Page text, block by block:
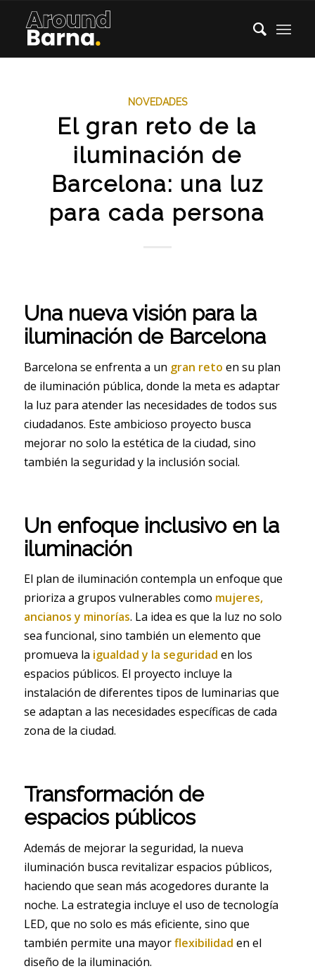
NOVEDADES
El gran reto de la
iluminación de
Barcelona: una luz
para cada persona
Una nueva visión para la
iluminación de Barcelona
Barcelona se enfrenta a un gran reto en su plan
de iluminación pública, donde la meta es adaptar
la luz para atender las necesidades de todos sus
ciudadanos. Este ambicioso proyecto busca
mejorar no solo la estética de la ciudad, sino
también la seguridad y la inclusión social.
Un enfoque inclusivo en la
iluminación
El plan de iluminación contempla un enfoque que
prioriza a grupos vulnerables como mujeres,
ancianos y minorías. La idea es que la luz no solo
sea funcional, sino también un elemento que
promueva la igualdad y la seguridad en los
espacios públicos. El proyecto incluye la
instalación de diferentes tipos de luminarias que
se adaptan a las necesidades específicas de cada
zona de la ciudad.
Transformación de
espacios públicos
Además de mejorar la seguridad, la nueva
iluminación busca revitalizar espacios públicos,
haciendo que sean más acogedores durante la
noche. La estrategia incluye el uso de tecnología
LED, que no solo es más eficiente, sino que
también permite una mayorflexibilidad en el
diseño de la iluminación.